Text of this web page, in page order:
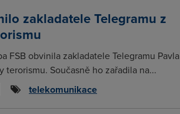
zakladatele Telegramu z
FSB obvinila zakladatele Telegramu Pavla
terorismu. Současně ho zařadila na...
telekomunikace